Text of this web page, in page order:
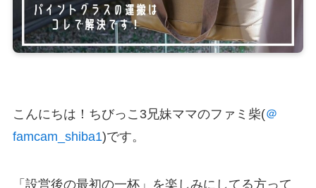
こんにちは！ちびっこ3兄妹ママのファミ柴(＠
famcam_shiba1)です。
「設営後の最初の一杯」を楽しみにしてる方って